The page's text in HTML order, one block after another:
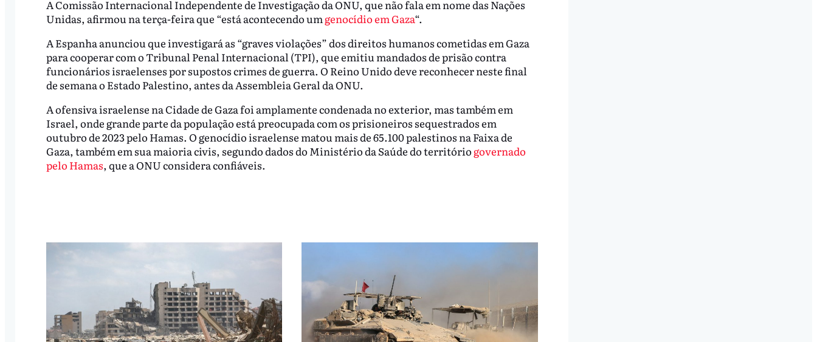
A Comissão Internacional Independente de Investigação da ONU, que não fala em nome das Nações
Unidas, afirmou na terça-feira que “está acontecendo umgenocídio em Gaza“.
A Espanha anunciou que investigará as “graves violações” dos direitos humanos cometidas em Gaza
para cooperar com o Tribunal Penal Internacional (TPI), que emitiu mandados de prisão contra
funcionários israelenses por supostos crimes de guerra. O Reino Unido deve reconhecer neste final
de semana o Estado Palestino, antes da Assembleia Geral da ONU.
A ofensiva israelense na Cidade de Gaza foi amplamente condenada no exterior, mas também em
Israel, onde grande parte da população está preocupada com os prisioneiros sequestrados em
outubro de 2023 pelo Hamas. O genocídio israelense matou mais de 65.100 palestinos na Faixa de
Gaza, também em sua maioria civis, segundo dados do Ministério da Saúde do territóriogovernado
pelo Hamas, que a ONU considera confiáveis.